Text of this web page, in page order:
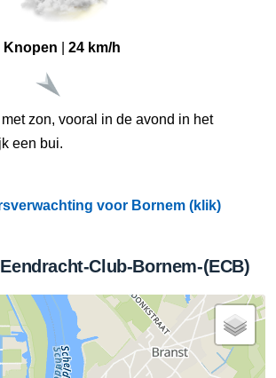
Knopen
24 km/h
zon, vooral in de avond in het
een bui.
voor Bornem (klik)
Club-Bornem-(ECB)